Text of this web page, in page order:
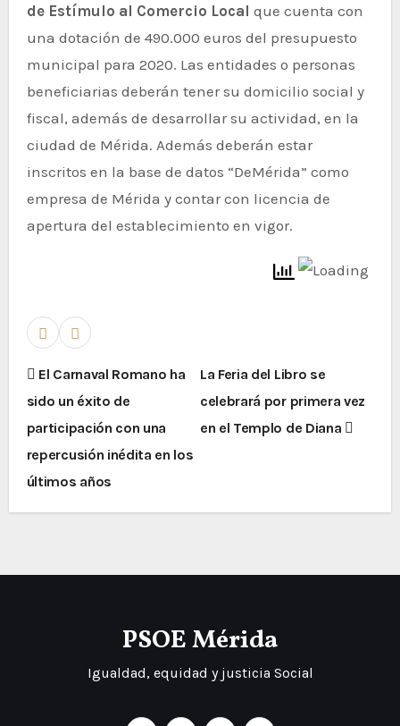
de Estímulo al Comercio Local que cuenta con
una dotación de 490.000 euros del presupuesto
municipal para 2020. Las entidades o personas
beneficiarias deberán tener su domicilio social y
fiscal, además de desarrollar su actividad, en la
ciudad de Mérida. Además deberán estar
inscritos en la base de datos “DeMérida” como
empresa de Mérida y contar con licencia de
apertura del establecimiento en vigor.
El Carnaval Romano ha
sido un éxito de
participación con una
repercusión inédita en los
últimos años
La Feria del Libro se
celebrará por primera vez
en el Templo de Diana
PSOE Mérida
Igualdad, equidad y justicia Social